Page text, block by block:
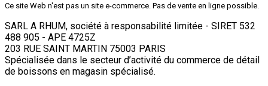
Ce site Web n'est pas un site e-commerce. Pas de vente en ligne possible.
SARL A RHUM, société à responsabilité limitée - SIRET 532
488 905 - APE 4725Z
203 RUE SAINT MARTIN 75003 PARIS
Spécialisée dans le secteur d’activité du commerce de détail
de boissons en magasin spécialisé.